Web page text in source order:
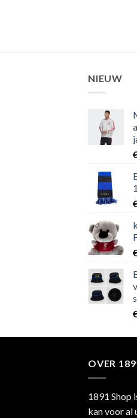
NIEUW
OVER
1891 Shop
kan voor al